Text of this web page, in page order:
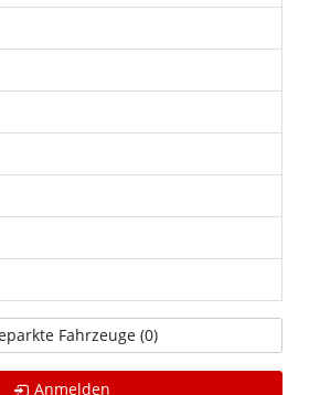
Fahrzeuge (0)
Anmelden